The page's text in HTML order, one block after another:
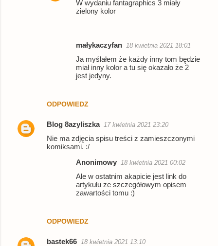
ODPOWIEDZ
W wydaniu fantagraphics 3 miały
zielony kolor
małykaczyfan 18 kwietnia 2021 18:01
Ja myślałem że każdy inny tom będzie
miał inny kolor a tu się okazało że 2
jest jedyny.
Blog 8azyliszka 17 kwietnia 2021 23:20
Nie ma zdjęcia spisu treści z zamieszczonymi
komiksami. :/
ODPOWIEDZ
Anonimowy 18 kwietnia 2021 00:02
Ale w ostatnim akapicie jest link do
artykułu ze szczegółowym opisem
zawartości tomu :)
bastek66 18 kwietnia 2021 13:10